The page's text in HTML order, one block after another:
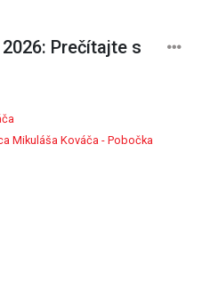
Prečítajte s
Mikuláša Kováča - Pobočka